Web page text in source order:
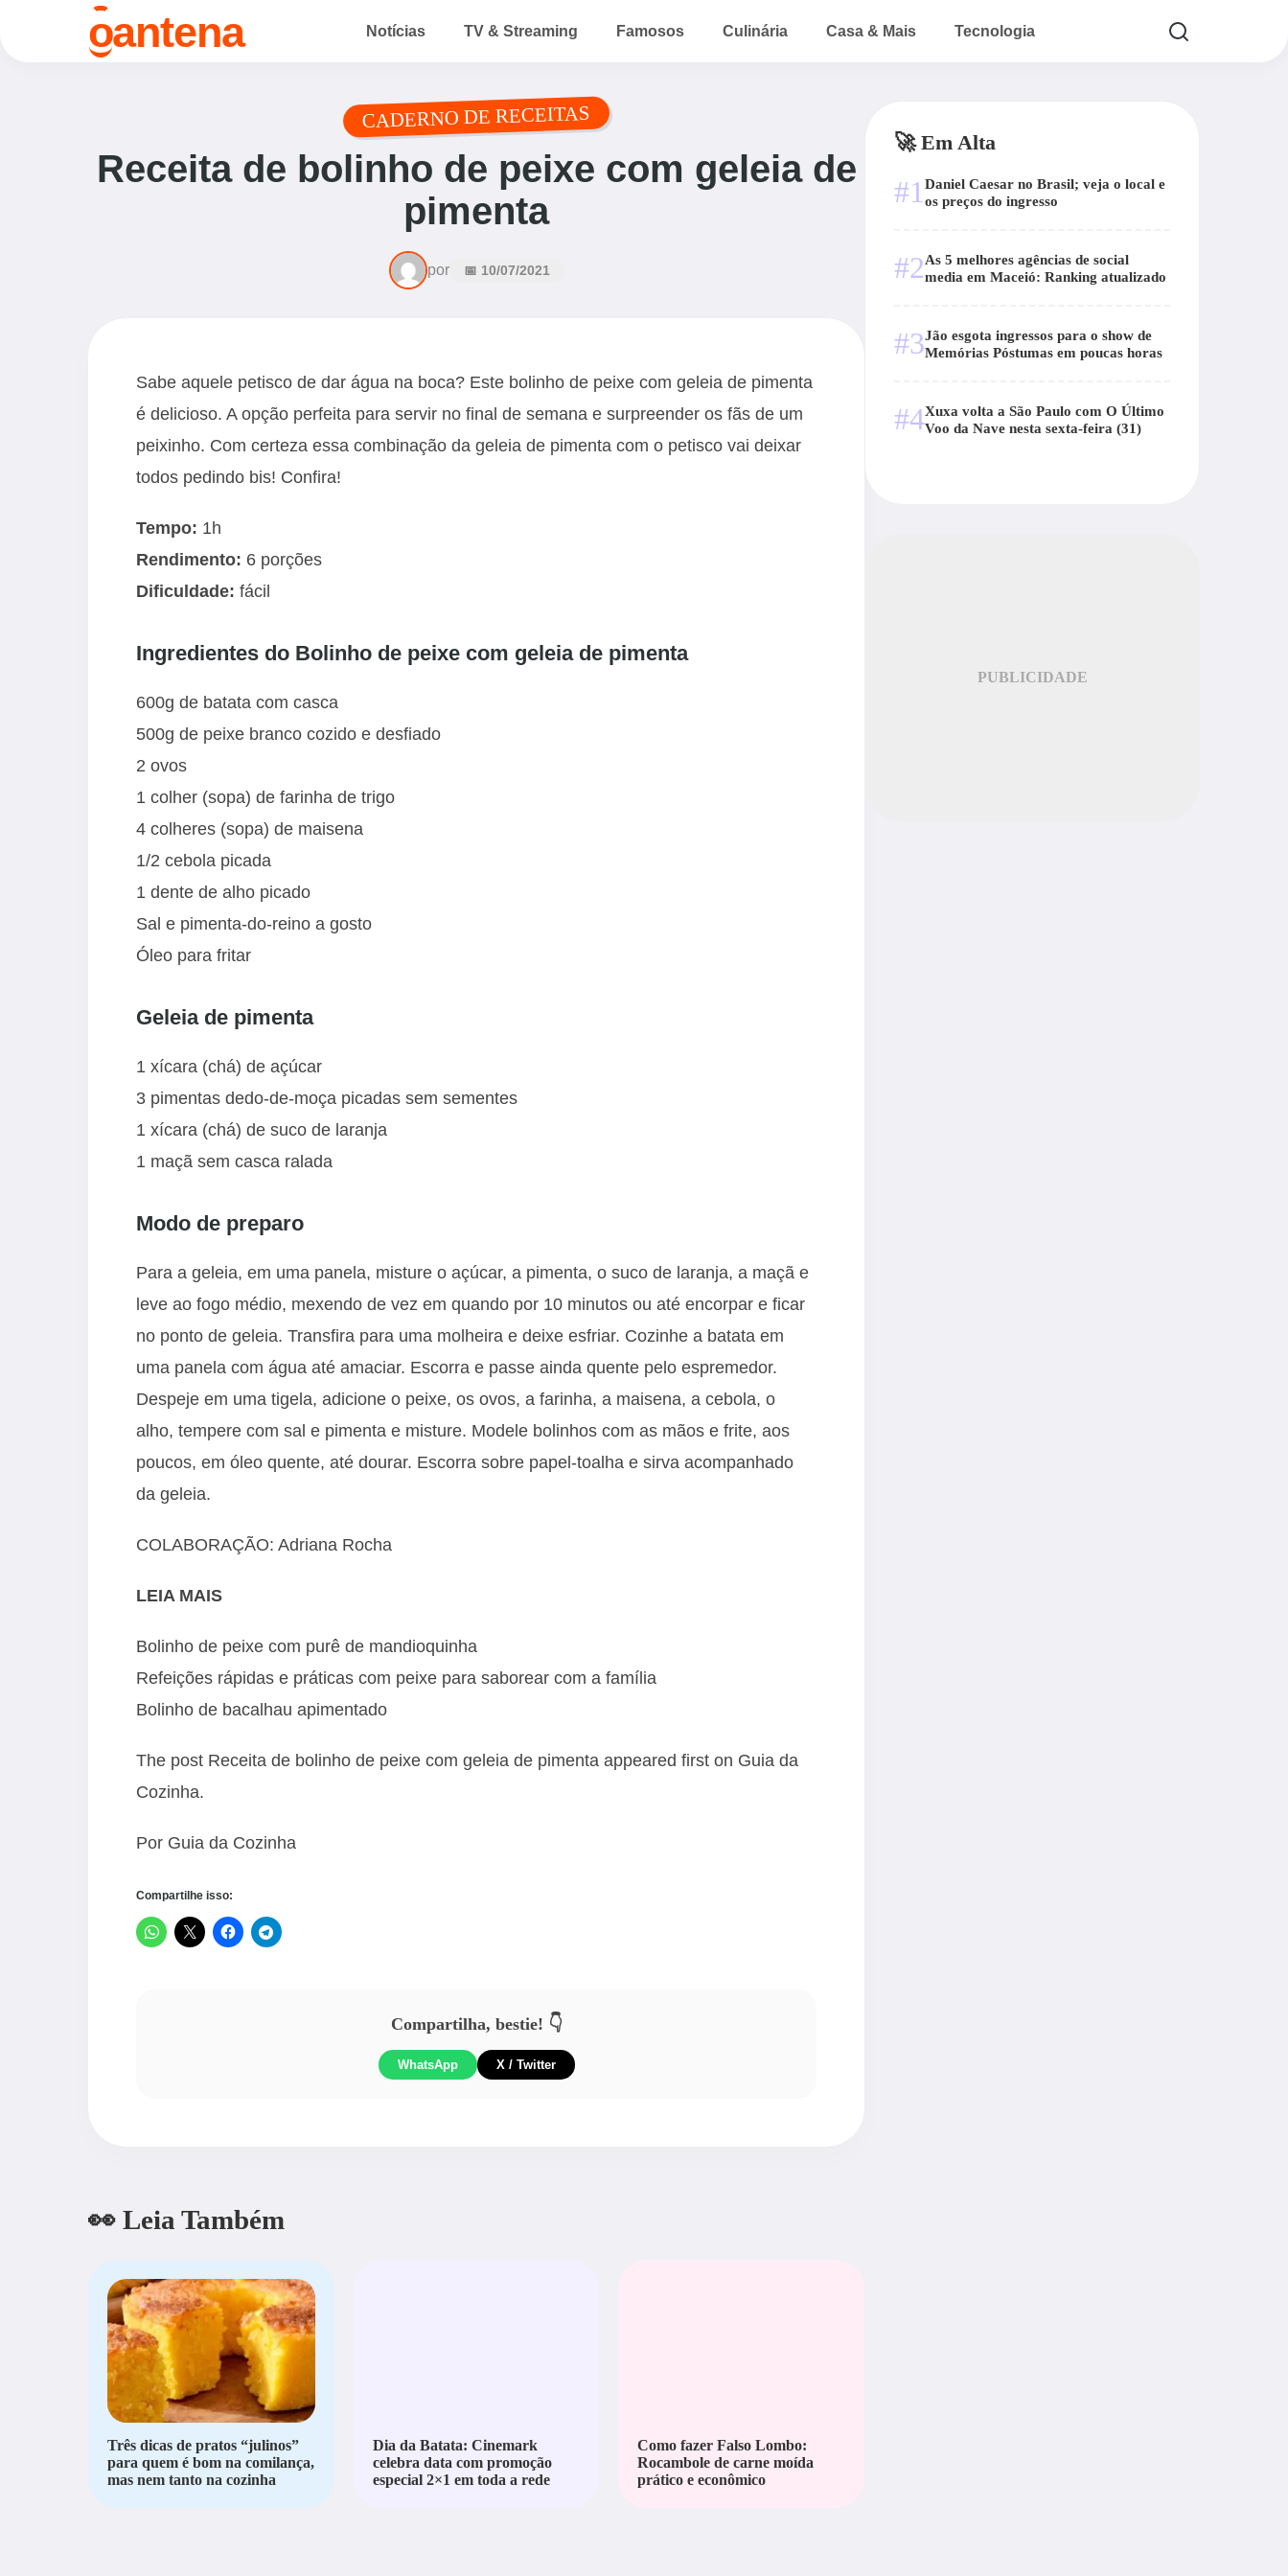
oantena Notícias TV & Streaming Famosos Culinária Casa & Mais Tecnologia
CADERNO DE RECEITAS
Receita de bolinho de peixe com geleia de
pimenta
por 📅 10/07/2021
Sabe aquele petisco de dar água na boca? Este bolinho de peixe com geleia de pimenta
é delicioso. A opção perfeita para servir no final de semana e surpreender os fãs de um
peixinho. Com certeza essa combinação da geleia de pimenta com o petisco vai deixar
todos pedindo bis! Confira!
Tempo: 1h
Rendimento: 6 porções
Dificuldade: fácil
Ingredientes do Bolinho de peixe com geleia de pimenta
600g de batata com casca
500g de peixe branco cozido e desfiado
2 ovos
1 colher (sopa) de farinha de trigo
4 colheres (sopa) de maisena
1/2 cebola picada
1 dente de alho picado
Sal e pimenta-do-reino a gosto
Óleo para fritar
Geleia de pimenta
1 xícara (chá) de açúcar
3 pimentas dedo-de-moça picadas sem sementes
1 xícara (chá) de suco de laranja
1 maçã sem casca ralada
Modo de preparo
Para a geleia, em uma panela, misture o açúcar, a pimenta, o suco de laranja, a maçã e
leve ao fogo médio, mexendo de vez em quando por 10 minutos ou até encorpar e ficar
no ponto de geleia. Transfira para uma molheira e deixe esfriar. Cozinhe a batata em
uma panela com água até amaciar. Escorra e passe ainda quente pelo espremedor.
Despeje em uma tigela, adicione o peixe, os ovos, a farinha, a maisena, a cebola, o
alho, tempere com sal e pimenta e misture. Modele bolinhos com as mãos e frite, aos
poucos, em óleo quente, até dourar. Escorra sobre papel-toalha e sirva acompanhado
da geleia.
COLABORAÇÃO: Adriana Rocha
LEIA MAIS
Bolinho de peixe com purê de mandioquinha
Refeições rápidas e práticas com peixe para saborear com a família
Bolinho de bacalhau apimentado
The post Receita de bolinho de peixe com geleia de pimenta appeared first on Guia da
Cozinha.
Por Guia da Cozinha
Compartilhe isso:
Compartilha, bestie! 👇
WhatsApp X / Twitter
👀 Leia Também
Três dicas de pratos “julinos”
para quem é bom na comilança,
mas nem tanto na cozinha
Dia da Batata: Cinemark
celebra data com promoção
especial 2×1 em toda a rede
Como fazer Falso Lombo:
Rocambole de carne moída
prático e econômico
🚀 Em Alta
#1 Daniel Caesar no Brasil; veja o local e
os preços do ingresso
#2As 5 melhores agências de social
media em Maceió: Ranking atualizado
#3Jão esgota ingressos para o show de
Memórias Póstumas em poucas horas
#4Xuxa volta a São Paulo com O Último
Voo da Nave nesta sexta-feira (31)
PUBLICIDADE